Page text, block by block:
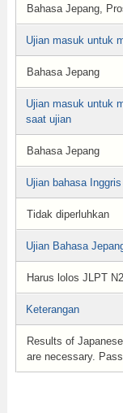
Bahasa Jepang,
Ujian masuk untuk
Bahasa Jepang
Ujian masuk untuk
saat ujian
Bahasa Jepang
Ujian bahasa Inggris
Tidak diperluhkan
Ujian Bahasa
Harus lolos JLPT
Keterangan
Results of
are necessary.